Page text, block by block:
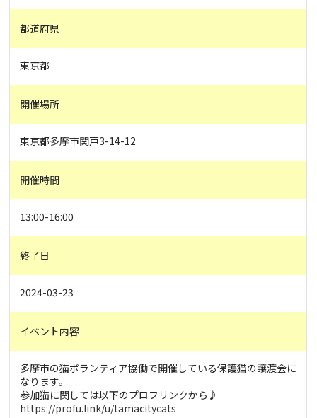
都道府県
東京都
開催場所
東京都多摩市関戸3-14-12
開催時間
13:00-16:00
終了日
2024-03-23
イベント内容
多摩市の猫ボランティア協働で開催している保護猫の譲渡会に
なります。
参加猫に関しては以下のプロフリンクから♪
https://profu.link/u/tamacitycats